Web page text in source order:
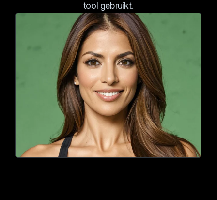
tool gebruikt.